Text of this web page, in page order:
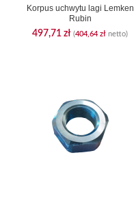
Korpus uchwytu lagi Lemken
Rubin
497,71 zł (404,64 zł netto)